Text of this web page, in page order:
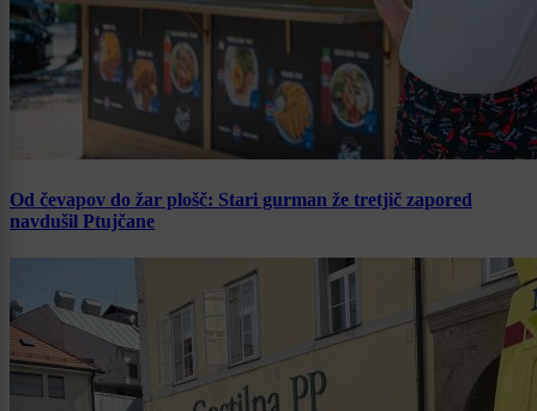
Od čevapov do žar plošč: Stari gurman že tretjič zapored
navdušil Ptujčane